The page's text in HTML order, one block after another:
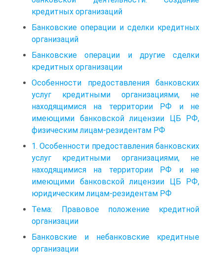
кредитных организаций
Банковские операции и сделки кредитных
организаций
Банковские операции и другие сделки
кредитных организации
Особенности предоставления банковских
услуг кредитными организациями, не
находящимися на территории РФ и не
имеющими банковской лицензии ЦБ РФ,
физическим лицам-резидентам РФ
1. Особенности предоставления банковских
услуг кредитными организациями, не
находящимися на территории РФ и не
имеющими банковской лицензии ЦБ РФ,
юридическим лицам-резидентам РФ
Тема: Правовое положение кредитной
организации
Банковские и небанковские кредитные
организации